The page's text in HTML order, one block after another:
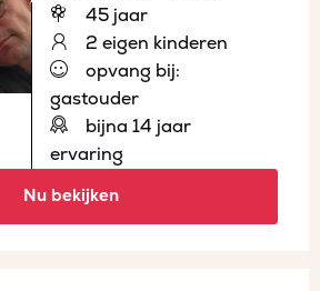
45 jaar
2 eigen kinderen
opvang bij:
gastouder
bijna 14 jaar
ervaring
Nu bekijken